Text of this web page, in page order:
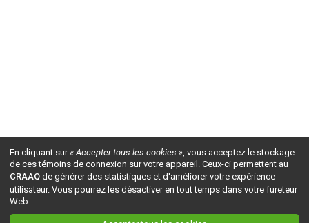
En cliquant sur« Accepter tous les cookies », vous acceptez le stockage
de ces témoins de connexion sur votre appareil. Ceux-ci permettent au
CRAAQ de générer des statistiques et d'améliorer votre expérience
utilisateur. Vous pourrez les désactiver en tout temps dans votre fureteur
Web.